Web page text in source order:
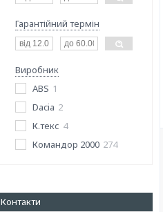
Гарантійний термін
Виробник
ABS 1
Dacia 2
К.текс 4
Командор 2000 274
Контакти